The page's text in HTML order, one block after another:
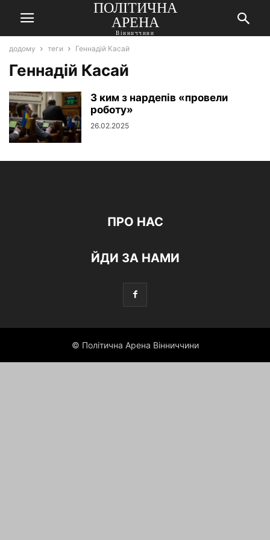
ПОЛІТИЧНА
АРЕНА
Вінниччини
додому теги Геннадій Касай
Геннадій Касай
З ким з нардепів «провели
роботу»
26.02.2025
ПРО НАС
ЙДИ ЗА НАМИ
© Політична Арена Вінниччини